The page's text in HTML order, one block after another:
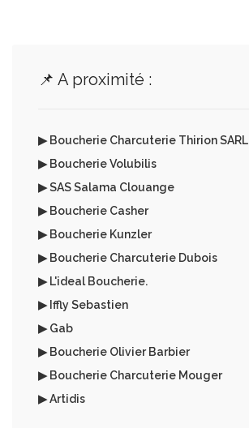
📌 A proximité :
▶ Boucherie Charcuterie Thirion SARL
▶ Boucherie Volubilis
▶ SAS Salama Clouange
▶ Boucherie Casher
▶ Boucherie Kunzler
▶ Boucherie Charcuterie Dubois
▶ L'ideal Boucherie.
▶ Iffly Sebastien
▶ Gab
▶ Boucherie Olivier Barbier
▶ Boucherie Charcuterie Mouger
▶ Artidis